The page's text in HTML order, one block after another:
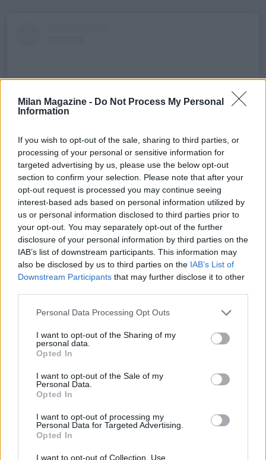
Milan Magazine - Do Not Process My Personal
Information
If you wish to opt-out of the sale, sharing to third parties, or
processing of your personal or sensitive information for
targeted advertising by us, please use the below opt-out
section to confirm your selection. Please note that after your
opt-out request is processed you may continue seeing
interest-based ads based on personal information utilized by
us or personal information disclosed to third parties prior to
your opt-out. You may separately opt-out of the further
disclosure of your personal information by third parties on the
IAB’s list of downstream participants. This information may
also be disclosed by us to third parties on the IAB’s List of
Downstream Participants that may further disclose it to other
Personal Data Processing Opt Outs
I want to opt-out of the Sharing of my
personal data.
Opted In
I want to opt-out of the Sale of my
Personal Data.
Opted In
I want to opt-out of processing my
Personal Data for Targeted Advertising.
Opted In
I want to opt-out of Collection, Use,
Visualizza questo post su Instagram
Un post condiviso da Napoli Magazine (@napolimagazine)